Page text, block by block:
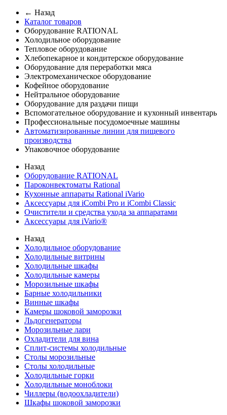
← Назад
Каталог товаров
Оборудование RATIONAL
Холодильное оборудование
Тепловое оборудование
Хлебопекарное и кондитерское оборудование
Оборудование для переработки мяса
Электромеханическое оборудование
Кофейное оборудование
Нейтральное оборудование
Оборудование для раздачи пищи
Вспомогательное оборудование и кухонный инвентарь
Профессиональные посудомоечные машины
Автоматизированные линии для пищевого
производства
Упаковочное оборудование
Назад
Оборудование RATIONAL
Пароконвектоматы Rational
Кухонные аппараты Rational iVario
Аксессуары для iCombi Pro и iCombi Classic
Очистители и средства ухода за аппаратами
Аксессуары для iVario®
Назад
Холодильное оборудование
Холодильные витрины
Холодильные шкафы
Холодильные камеры
Морозильные шкафы
Барные холодильники
Винные шкафы
Камеры шоковой заморозки
Льдогенераторы
Морозильные лари
Охладители для вина
Сплит-системы холодильные
Столы морозильные
Столы холодильные
Холодильные горки
Холодильные моноблоки
Чиллеры (водоохладители)
Шкафы шоковой заморозки